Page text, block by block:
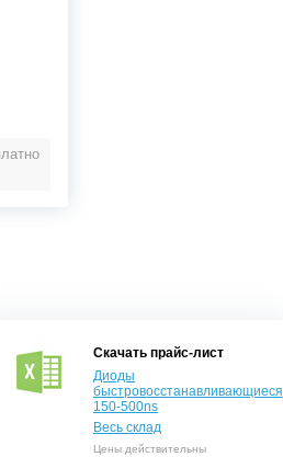
Скачать прайс-лист
Диоды
быстровосстанавливающиеся
150-500ns
Весь склад
Цены действительны